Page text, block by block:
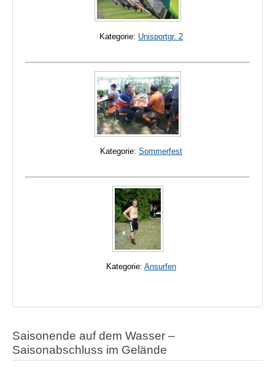
Kategorie: Unisportgr. 2
Kategorie: Sommerfest
Kategorie: Ansurfen
Saisonende auf dem Wasser –
Saisonabschluss im Gelände